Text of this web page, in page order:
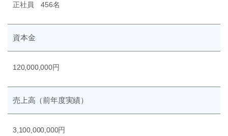
正社員 456名
資本金
120,000,000円
売上高 （前年度実績）
3,100,000,000円